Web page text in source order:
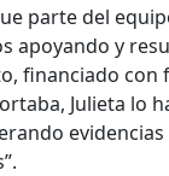
parte del
apoyando y
financiado con
Julieta lo